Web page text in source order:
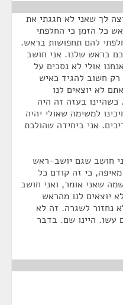
לך שאני לא חגגתי את
כל הזמן כי החלפתי
48 שעות החלפתי להם תחפושות בראש.
בראש שלנו. אני חושב
אולי לא נסכים על
חשוב להגיד כאיש
לא יוצאים לנו
בעזה זה היה
למשימה שאולי יהיה
אני ביחידה שהולכת
חושב שגם יושב-ראש
כי זה קודם כל
שאני אומר, ואני חושב
יוצאים לנו מהראש
נחזור לשגרה. זה לא
עשו. היינו שם. בדבר